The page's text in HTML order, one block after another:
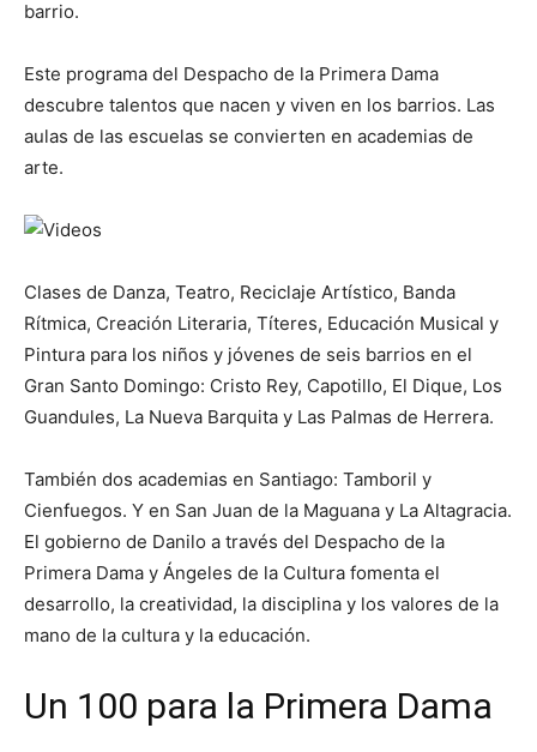
barrio.
Este programa del Despacho de la Primera Dama
descubre talentos que nacen y viven en los barrios. Las
aulas de las escuelas se convierten en academias de
arte.
Clases de Danza, Teatro, Reciclaje Artístico, Banda
Rítmica, Creación Literaria, Títeres, Educación Musical y
Pintura para los niños y jóvenes de seis barrios en el
Gran Santo Domingo: Cristo Rey, Capotillo, El Dique, Los
Guandules, La Nueva Barquita y Las Palmas de Herrera.
También dos academias en Santiago: Tamboril y
Cienfuegos. Y en San Juan de la Maguana y La Altagracia.
El gobierno de Danilo a través del Despacho de la
Primera Dama y Ángeles de la Cultura fomenta el
desarrollo, la creatividad, la disciplina y los valores de la
mano de la cultura y la educación.
Un 100 para la Primera Dama